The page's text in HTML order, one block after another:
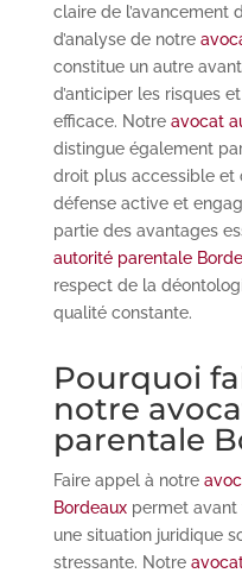
claire de l’avancement
d’analyse de notre
constitue un autre
d’anticiper les risques
efficace. Notre avocat
distingue également
droit plus accessible et
défense active et
partie des avantages
autorité parentale
respect de la
qualité constante.
Pourquoi
notre
parentale
Faire appel à notre
Bordeauxpermet avant
une situation juridique
stressante. Notre